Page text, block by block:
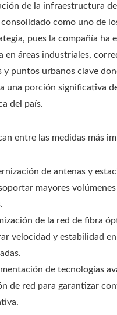
de la infraestructura
como uno de
pues la compañía ha
en áreas industriales,
y puntos urbanos clave
una porción significativa
del país.
entre las medidas más
de antenas y
mayores
de la red de fibra
velocidad y estabilidad
de tecnologías
de red para garantizar